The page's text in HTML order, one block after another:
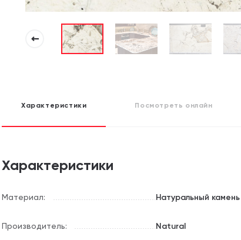
Характеристики Посмотреть онлайн
Характеристики
Материал: Натуральный камень
Производитель: Natural